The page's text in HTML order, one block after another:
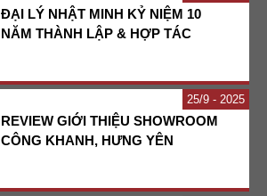
ĐẠI LÝ NHẬT MINH KỶ NIỆM 10
NĂM THÀNH LẬP & HỢP TÁC
25 9 - 2025
REVIEW GIỚI THIỆU SHOWROOM
CÔNG KHANH, HƯNG YÊN